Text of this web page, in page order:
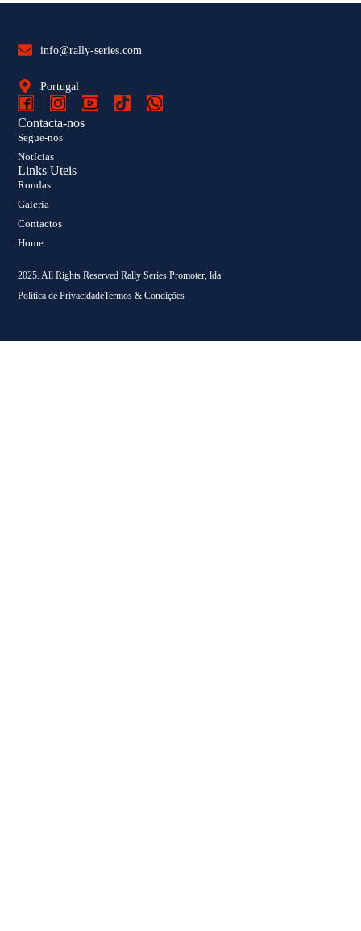
info@rally-series.com
Portugal
Contacta-nos
Segue-nos
Notícias
Links Uteis
Rondas
Galeria
Contactos
Home
2025. All Rights Reserved Rally Series Promoter, lda
Política de PrivacidadeTermos & Condições